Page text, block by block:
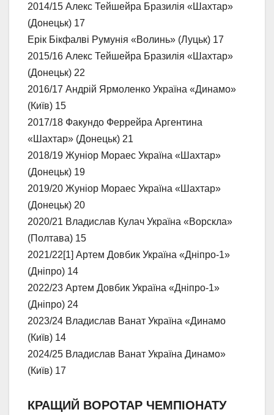
2014/15 Алекс Тейшейра Бразилія «Шахтар»
(Донецьк) 17
Ерік Бікфалві Румунія «Волинь» (Луцьк) 17
2015/16 Алекс Тейшейра Бразилія «Шахтар»
(Донецьк) 22
2016/17 Андрій Ярмоленко Україна «Динамо»
(Київ) 15
2017/18 Факундо Феррейра Аргентина
«Шахтар» (Донецьк) 21
2018/19 Жуніор Мораес Україна «Шахтар»
(Донецьк) 19
2019/20 Жуніор Мораес Україна «Шахтар»
(Донецьк) 20
2020/21 Владислав Кулач Україна «Ворскла»
(Полтава) 15
2021/22[1] Артем Довбик Україна «Дніпро-1»
(Дніпро) 14
2022/23 Артем Довбик Україна «Дніпро-1»
(Дніпро) 24
2023/24 Владислав Ванат Україна «Динамо
(Київ) 14
2024/25 Владислав Ванат Україна Динамо»
(Київ) 17
КРАЩИЙ ВОРОТАР ЧЕМПІОНАТУ